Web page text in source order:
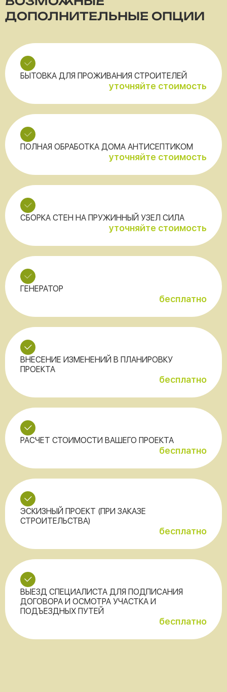
ДОПОЛНИТЕЛЬНЫЕ ОПЦИИ
БЫТОВКА ДЛЯ ПРОЖИВАНИЯ СТРОИТЕЛЕЙ
уточняйте стоимость
ПОЛНАЯ ОБРАБОТКА ДОМА АНТИСЕПТИКОМ
уточняйте стоимость
СБОРКА СТЕН НА ПРУЖИННЫЙ УЗЕЛ СИЛА
уточняйте стоимость
ГЕНЕРАТОР
бесплатно
ВНЕСЕНИЕ ИЗМЕНЕНИЙ В ПЛАНИРОВКУ
ПРОЕКТА
бесплатно
РАСЧЕТ СТОИМОСТИ ВАШЕГО ПРОЕКТА
бесплатно
ЭСКИЗНЫЙ ПРОЕКТ (ПРИ ЗАКАЗЕ
СТРОИТЕЛЬСТВА)
бесплатно
ВЫЕЗД СПЕЦИАЛИСТА ДЛЯ ПОДПИСАНИЯ
ДОГОВОРА И ОСМОТРА УЧАСТКА И
ПОДЪЕЗДНЫХ ПУТЕЙ
бесплатно